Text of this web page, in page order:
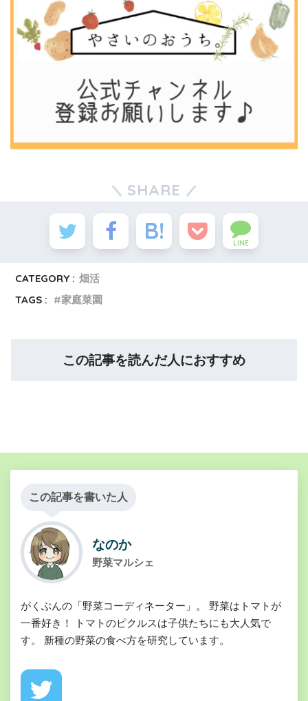
SHARE
LINE
CATEGORY : 畑活
TAGS :
家庭菜園
この記事を読んだ人におすすめ
この記事を書いた人
なのか
野菜マルシェ
がくぶんの「野菜コーディネーター」。 野菜はトマトが
一番好き！ トマトのピクルスは子供たちにも大人気で
す。 新種の野菜の食べ方を研究しています。